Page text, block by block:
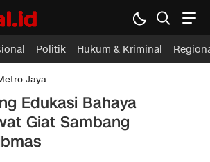
Politik Hukum & Kriminal
Jaya
Edukasi Bahaya
Giat Sambang